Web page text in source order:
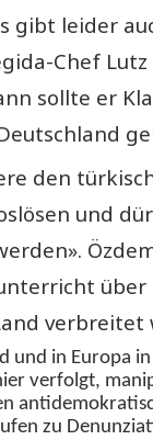
gibt leider
Chef
sollte er
den
und
verbreitet
und in Europa
verfolgt,
zu